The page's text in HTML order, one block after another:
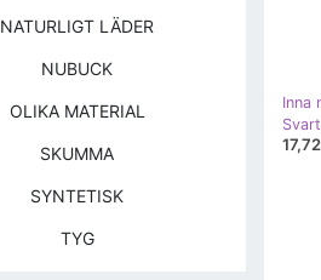
Inna
NATURLIGT LÄDER
NUBUCK
OLIKA MATERIAL
SKUMMA
SYNTETISK
TYG